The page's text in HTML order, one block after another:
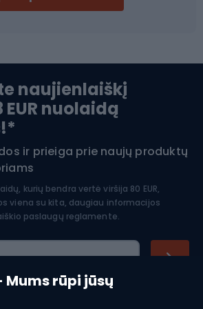
rūpi jūsų
sportui
naujienlaiškį
nuolaidą
ir prieiga prie naujų produktų
kurių bendra vertė viršija 80 EUR,
viena su kita, daugiau informacijos
paslaugų reglamente.